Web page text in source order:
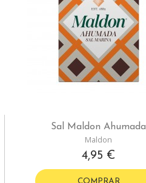
Sal Maldon Ahumada
Maldon
4,95 €